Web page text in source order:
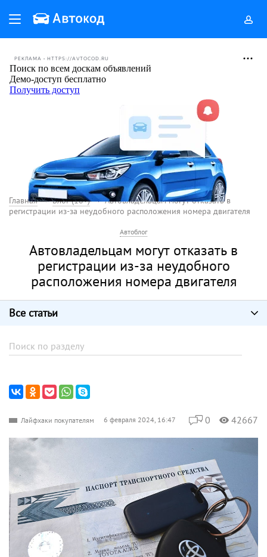
РЕКЛАМА • HTTPS://AVTOCOD.RU
Главная Блог (18+)
Автовладельцам могут отказать в
регистрации из-за неудобного расположения номера двигателя
Автоблог
Автовладельцам могут отказать в
регистрации из-за неудобного
расположения номера двигателя
Все статьи
Лайфхаки покупателям 6 февраля 2024, 16:47 0 42667